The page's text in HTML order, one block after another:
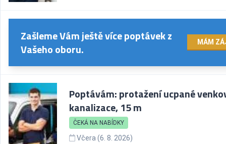
Zašleme Vám ještě více poptávek z
Vašeho oboru.
MÁM
Poptávám: protažení ucpané
kanalizace, 15 m
ČEKÁ NA NABÍDKY
Včera (6. 8. 2026)